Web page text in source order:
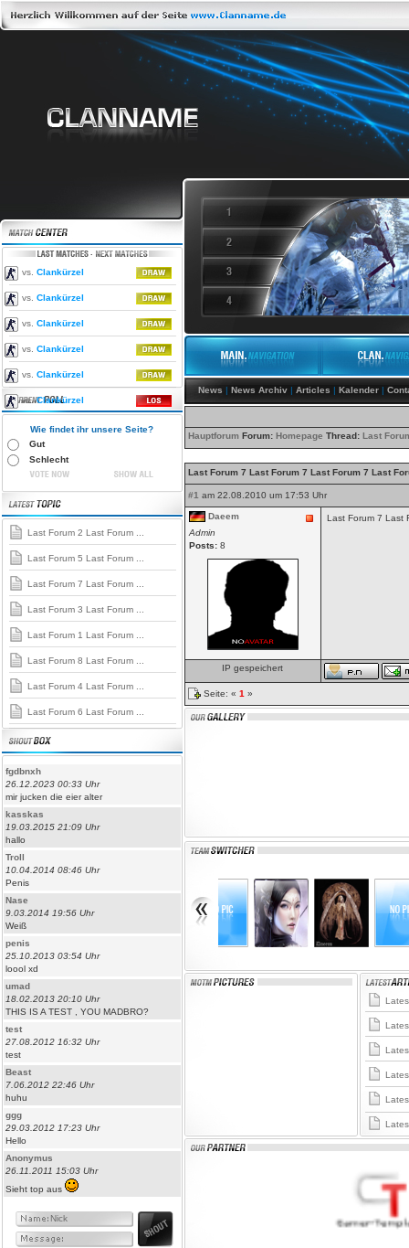
vs. Clankürzel
vs. Clankürzel
vs. Clankürzel
vs. Clankürzel
vs. Clankürzel
vs.Clankürzel
Wie findet ihr unsere Seite?
Gut
Schlecht
Last Forum 2 Last Forum ...
Last Forum 5 Last Forum ...
Last Forum 7 Last Forum ...
Last Forum 3 Last Forum ...
Last Forum 1 Last Forum ...
Last Forum 8 Last Forum ...
Last Forum 4 Last Forum ...
Last Forum 6 Last Forum ...
fgdbnxh
26.12.2023 00:33 Uhr
mir jucken die eier alter
kasskas
19.03.2015 21:09 Uhr
hallo
Troll
10.04.2014 08:46 Uhr
Penis
Nase
9.03.2014 19:56 Uhr
Weiß
penis
25.10.2013 03:54 Uhr
loool xd
umad
18.02.2013 20:10 Uhr
THIS IS A TEST , YOU MADBRO?
test
27.08.2012 16:32 Uhr
test
Beast
7.06.2012 22:46 Uhr
huhu
ggg
29.03.2012 17:23 Uhr
Hello
Anonymus
26.11.2011 15:03 Uhr
Sieht top aus
News | News Archiv | Articles | Kalender |
Hauptforum Forum: Homepage Thread: Last
Last Forum 7 Last Forum 7 Last Forum 7 Last
#1 am 22.08.2010 um 17:53 Uhr
Daeem
Admin
Posts: 8
Last Forum 7 Last
IP gespeichert
Seite: « 1 »